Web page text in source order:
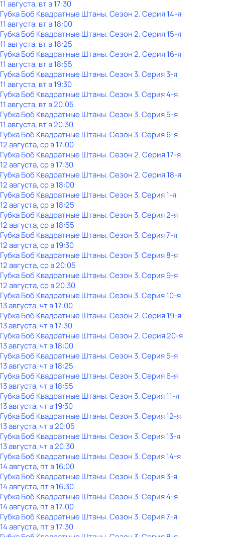
11 августа, вт в 17:30
Губка Боб Квадратные Штаны. Сезон 2. Серия 14-я
11 августа, вт в 18:00
Губка Боб Квадратные Штаны. Сезон 2. Серия 15-я
11 августа, вт в 18:25
Губка Боб Квадратные Штаны. Сезон 2. Серия 16-я
11 августа, вт в 18:55
Губка Боб Квадратные Штаны. Сезон 3. Серия 3-я
11 августа, вт в 19:30
Губка Боб Квадратные Штаны. Сезон 3. Серия 4-я
11 августа, вт в 20:05
Губка Боб Квадратные Штаны. Сезон 3. Серия 5-я
11 августа, вт в 20:30
Губка Боб Квадратные Штаны. Сезон 3. Серия 6-я
12 августа, ср в 17:00
Губка Боб Квадратные Штаны. Сезон 2. Серия 17-я
12 августа, ср в 17:30
Губка Боб Квадратные Штаны. Сезон 2. Серия 18-я
12 августа, ср в 18:00
Губка Боб Квадратные Штаны. Сезон 3. Серия 1-я
12 августа, ср в 18:25
Губка Боб Квадратные Штаны. Сезон 3. Серия 2-я
12 августа, ср в 18:55
Губка Боб Квадратные Штаны. Сезон 3. Серия 7-я
12 августа, ср в 19:30
Губка Боб Квадратные Штаны. Сезон 3. Серия 8-я
12 августа, ср в 20:05
Губка Боб Квадратные Штаны. Сезон 3. Серия 9-я
12 августа, ср в 20:30
Губка Боб Квадратные Штаны. Сезон 3. Серия 10-я
13 августа, чт в 17:00
Губка Боб Квадратные Штаны. Сезон 2. Серия 19-я
13 августа, чт в 17:30
Губка Боб Квадратные Штаны. Сезон 2. Серия 20-я
13 августа, чт в 18:00
Губка Боб Квадратные Штаны. Сезон 3. Серия 5-я
13 августа, чт в 18:25
Губка Боб Квадратные Штаны. Сезон 3. Серия 6-я
13 августа, чт в 18:55
Губка Боб Квадратные Штаны. Сезон 3. Серия 11-я
13 августа, чт в 19:30
Губка Боб Квадратные Штаны. Сезон 3. Серия 12-я
13 августа, чт в 20:05
Губка Боб Квадратные Штаны. Сезон 3. Серия 13-я
13 августа, чт в 20:30
Губка Боб Квадратные Штаны. Сезон 3. Серия 14-я
14 августа, пт в 16:00
Губка Боб Квадратные Штаны. Сезон 3. Серия 3-я
14 августа, пт в 16:30
Губка Боб Квадратные Штаны. Сезон 3. Серия 4-я
14 августа, пт в 17:00
Губка Боб Квадратные Штаны. Сезон 3. Серия 7-я
14 августа, пт в 17:30